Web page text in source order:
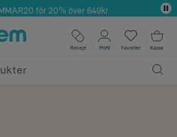
2025 inom Skönhet
för 20% över 649kr
✓ Fri frakt
på alla köp*
Recept Profil Favoriter Kassa